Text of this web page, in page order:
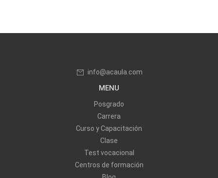
info@acaula.com
MENU
Posgrado
Carrera
Curso y Capacitación
Clase
Test vocacional
Centros de formación